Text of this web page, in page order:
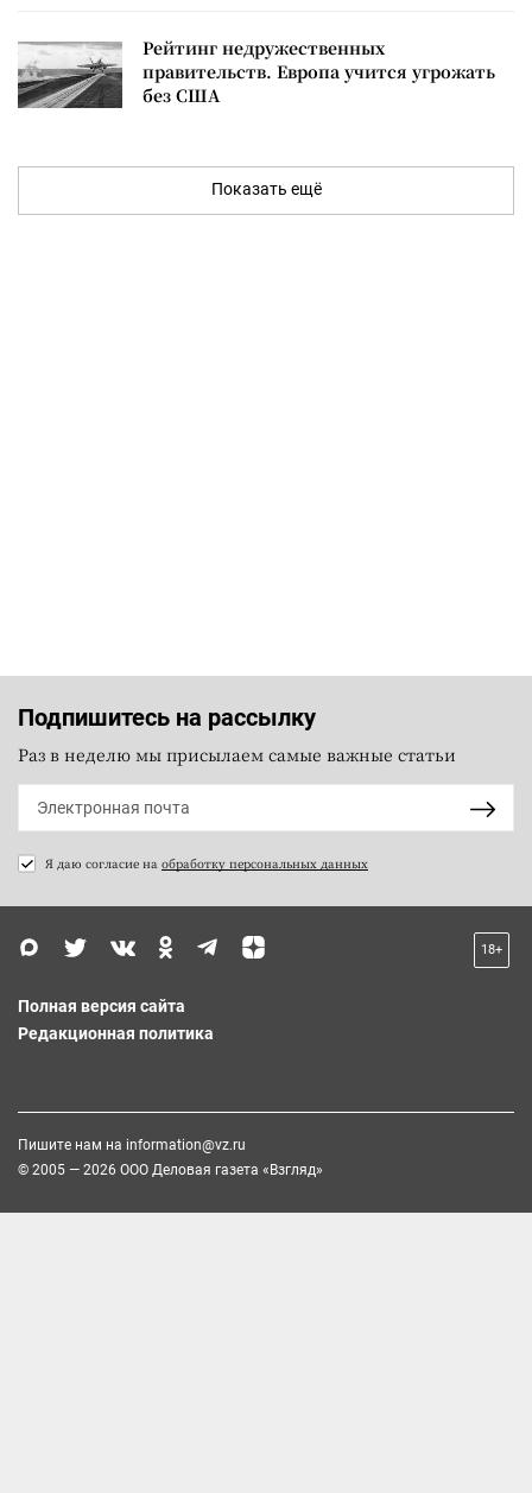
Рейтинг недружественных
правительств. Европа учится угрожать
без США
Показать ещё
Подпишитесь на рассылку
Раз в неделю мы присылаем самые важные статьи
Я даю согласие на обработку персональных данных
18+
Полная версия сайта
Редакционная политика
Пишите нам на information@vz.ru
© 2005 — 2026 ООО Деловая газета «Взгляд»